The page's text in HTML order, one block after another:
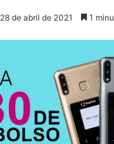
28 de abril de 2021 1